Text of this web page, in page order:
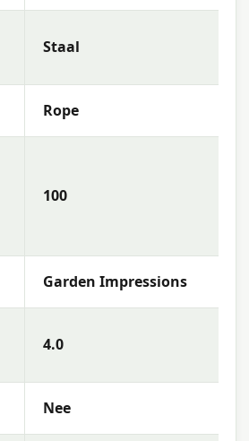
Staal
Rope
100
Garden Impressions
4.0
Nee